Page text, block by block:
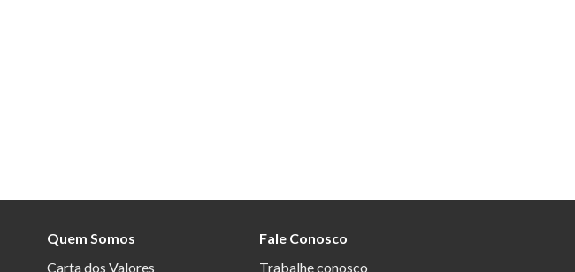
Quem Somos
Carta dos Valores
Fale Conosco
Trabalhe conosco